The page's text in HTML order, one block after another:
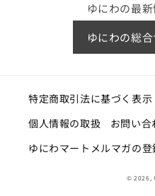
ゆにわの最
ゆにわの総
特定商取引法に基づく表示
個人情報の取扱
お問い合
ゆにわマートメルマガの登
© 2026,